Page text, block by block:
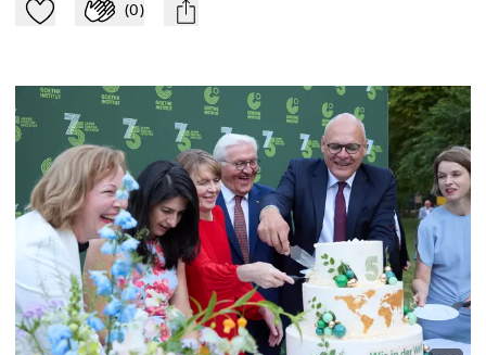
Zu Mein-TdZ hinzufügen
Applaudieren
(0) mail